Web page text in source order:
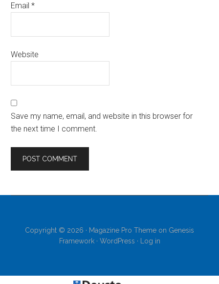
Email*
Website
Save my name, email, and website in this browser for
the next time I comment.
Copyright © 2026 · Magazine Pro Theme on Genesis
Framework· WordPress · Log in